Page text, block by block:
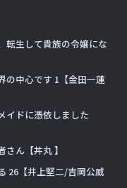
転生して貴族の令嬢にな
の中心です 1【金田一蓮
イドに憑依しました
ん【丼丸 】
26【井上堅二/吉岡公威